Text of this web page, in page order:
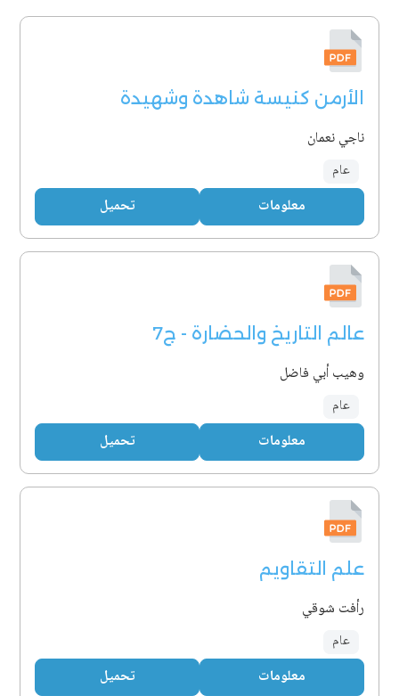
الأرمن كنيسة شاهدة وشهيدة
ناجي نعمان
عام
معلومات تحميل
عالم التاريخ والحضارة - ج7
وهيب أبي فاضل
عام
معلومات تحميل
علم التقاويم
رأفت شوقي
عام
معلومات تحميل